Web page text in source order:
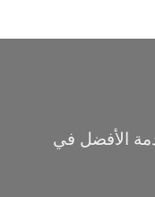
الأفضل في